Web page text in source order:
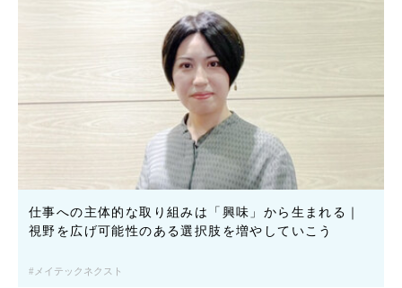
仕事への主体的な取り組みは「興味」から生まれる｜
視野を広げ可能性のある選択肢を増やしていこう
メイテックネクスト